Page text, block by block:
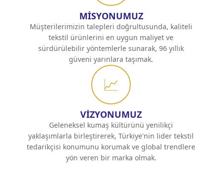
MİSYONUMUZ
Müşterilerimizin talepleri doğrultusunda, kaliteli
tekstil ürünlerini en uygun maliyet ve
sürdürülebilir yöntemlerle sunarak, 96 yıllık
güveni yarınlara taşımak.
📈
VIZYONUMUZ
Geleneksel kumaş kültürünü yenilikçi
yaklaşımlarla birleştirerek, Türkiye'nin lider tekstil
tedarikçisi konumunu korumak ve global trendlere
yön veren bir marka olmak.